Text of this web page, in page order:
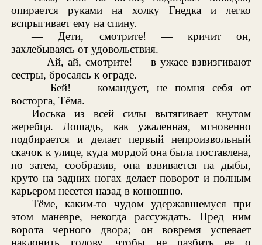
опирается руками на холку Гнедка и легко
вспрыгивает ему на спину.
— Дети, смотрите! — кричит он,
захлебываясь от удовольствия.
— Ай, ай, смотрите! — в ужасе взвизгивают
сестры, бросаясь к ограде.
— Бей! — командует, не помня себя от
восторга, Тёма.
Иоська из всей силы вытягивает кнутом
жеребца. Лошадь, как ужаленная, мгновенно
подбирается и делает первый непроизвольный
скачок к улице, куда мордой она была поставлена,
но затем, сообразив, она взвивается на дыбы,
круто на задних ногах делает поворот и полным
карьером несется назад в конюшню.
Тёме, каким-то чудом удержавшемуся при
этом маневре, некогда рассуждать. Пред ним
ворота черного двора; он вовремя успевает
наклонить голову, чтобы не разбить ее о